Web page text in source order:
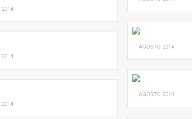
2014
AGOSTO 2014
2014
AGOSTO 2014
2014